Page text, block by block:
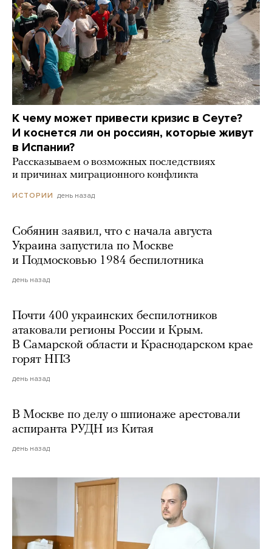
К чему может привести кризис в Сеуте?
И коснется ли он россиян, которые живут
в Испании?
Рассказываем о возможных последствиях
и причинах миграционного конфликта
ИСТОРИИ день назад
Собянин заявил, что с начала августа
Украина запустила по Москве
и Подмосковью 1984 беспилотника
день назад
Почти 400 украинских беспилотников
атаковали регионы России и Крым.
В Самарской области и Краснодарском крае
горят НПЗ
день назад
В Москве по делу о шпионаже арестовали
аспиранта РУДН из Китая
день назад